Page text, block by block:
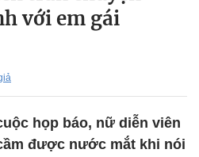
với em gái
họp báo, nữ diễn viên
được nước mắt khi nói